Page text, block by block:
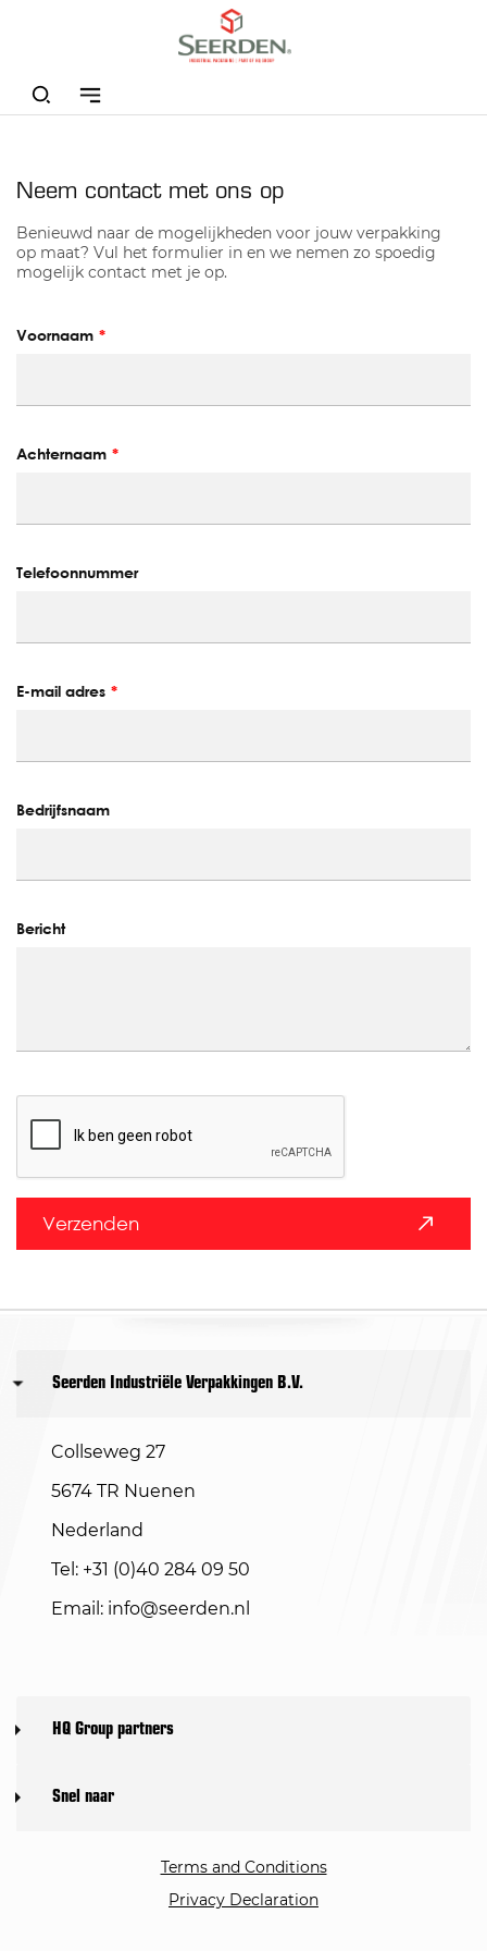
Home Contact
Neem contact met ons op
Benieuwd naar de mogelijkheden voor jouw verpakking
op maat? Vul het formulier in en we nemen zo spoedig
mogelijk contact met je op.
Voornaam
Achternaam
Telefoonnummer
E-mail adres
Bedrijfsnaam
Bericht
Verzenden
Seerden Industriële Verpakkingen B.V.
Collseweg 27
5674 TR Nuenen
Nederland
Tel: +31 (0)40 284 09 50
Email: info@seerden.nl
HQ Group partners
Snel naar
Terms and Conditions
Privacy Declaration